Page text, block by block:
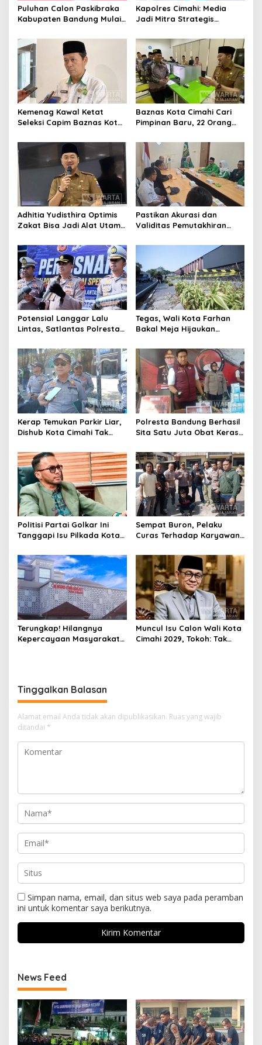
Puluhan Calon Paskibraka
Kabupaten Bandung Mulai
Kapolres Cimahi: Media
Jadi Mitra Strategis
Publik
Kemenag Kawal Ketat
Seleksi Capim Baznas Kota
Komisioner Baznas
Berintegritas
Baznas Kota Cimahi Cari
Pimpinan Baru, 22 Orang
Adhitia Yudisthira Optimis
Zakat Bisa Jadi Alat Utama
Kota Cimahi
Pastikan Akurasi dan
Validitas Pemutakhiran
Cimahi Lakukan
Potensial Langgar Lalu
Lintas, Satlantas Polresta
Motor Berknalpot Brong
Tegas, Wali Kota Farhan
Bakal Meja Hijaukan
Riau
Kerap Temukan Parkir Liar,
Dishub Kota Cimahi Tak
Pembinaan
Polresta Bandung Berhasil
Sita Satu Juta Obat Keras
Kasus Narkoba
Politisi Partai Golkar Ini
Tanggapi Isu Pilkada Kota
Sempat Buron, Pelaku
Curas Terhadap Karyawan
Ditangkap Polisi
Terungkap! Hilangnya
Kepercayaan Masyarakat
Muncul Isu Calon Wali Kota
Cimahi 2029, Tokoh: Tak
Tinggalkan Balasan
Alamat email Anda tidak akan dipublikasikan. Ruas yang wajib
ditandai *
Simpan nama, email, dan situs web saya pada peramban
ini untuk komentar saya berikutnya.
News Feed